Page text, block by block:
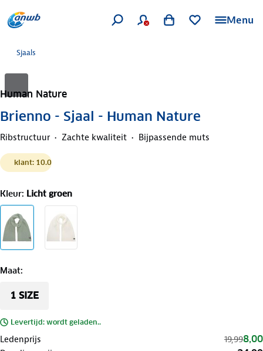
Menu
Sjaals
Human Nature
Brienno - Sjaal - Human Nature
Ribstructuur Zachte kwaliteit Bijpassende muts
klant: 10.0
Kleur: Licht groen
Maat:
1 SIZE
Levertijd: wordt geladen..
Ledenprijs 19,998,00